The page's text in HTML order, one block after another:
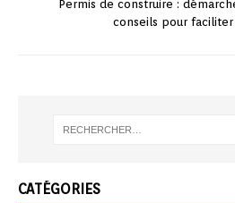
Permis de construire :
conseils pour
CATÉGORIES